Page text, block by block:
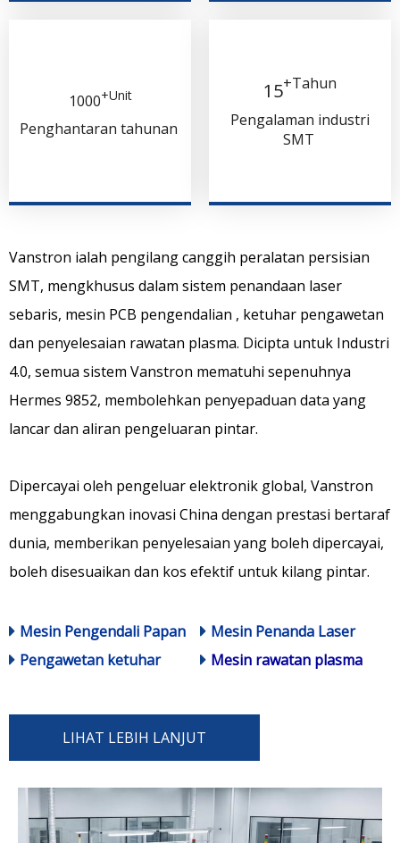
1000​​​​+Unit
Penghantaran tahunan
15+Tahun
Pengalaman industri
SMT
Vanstron ialah pengilang canggih peralatan persisian
SMT, mengkhusus dalam sistem penandaan laser
sebaris, mesin PCB pengendalian , ketuhar pengawetan
dan penyelesaian rawatan plasma. Dicipta untuk Industri
4.0, semua sistem Vanstron mematuhi sepenuhnya
Hermes 9852, membolehkan penyepaduan data yang
lancar dan aliran pengeluaran pintar.
Dipercayai oleh pengeluar elektronik global, Vanstron
menggabungkan inovasi China dengan prestasi bertaraf
dunia, memberikan penyelesaian yang boleh dipercayai,
boleh disesuaikan dan kos efektif untuk kilang pintar.
Mesin Pengendali Papan
Mesin Penanda Laser
Pengawetan ketuhar
Mesin rawatan plasma
LIHAT LEBIH LANJUT